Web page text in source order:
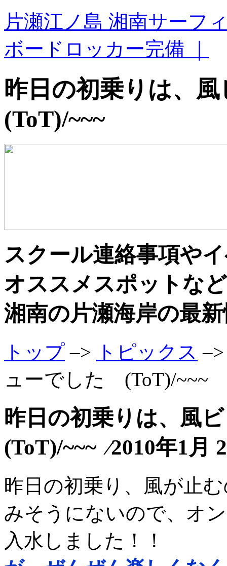
片瀬江ノ島 湘南サーフ
ボードロッカー完備 ｜
昨日の初乗りは、
(ToT)/~~~
スクール連絡事項や
オススメスポットなど
湘南の片瀬海岸の最
トップ –> トピックス
ューでした (ToT)/~~~
昨日の初乗りは、風
(ToT)/~~~ ⁄2010年1月
昨日の初乗り、風が止
みそうにないので、オ
入水しました！！